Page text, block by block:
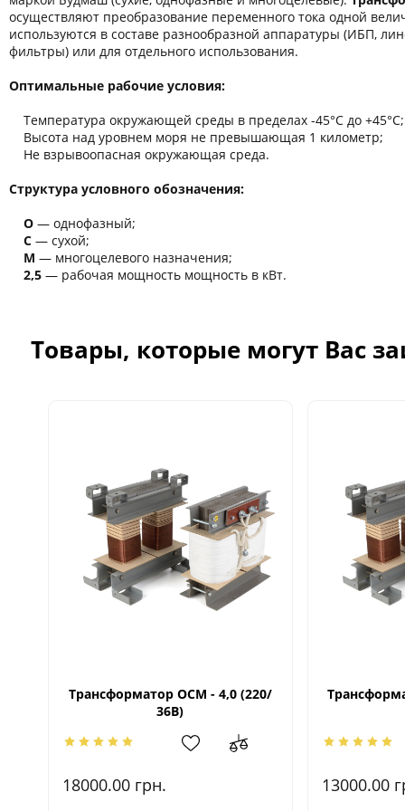
осуществляют преобразование переменного тока одной
используются в составе разнообразной аппаратуры (ИБП,
фильтры) или для отдельного использования.
Оптимальные рабочие условия:
Температура окружающей среды в пределах -45°C до +45°C;
Высота над уровнем моря не превышающая 1 километр;
Не взрывоопасная окружающая среда.
Структура условного обозначения:
О ― однофазный;
С ― сухой;
М ― многоцелевого назначения;
2,5 ― рабочая мощность мощность в кВт.
Товары, которые могут Вас
Трансформатор ОСМ - 4,0 (220/
36В)
18000.00 грн. 13000.00